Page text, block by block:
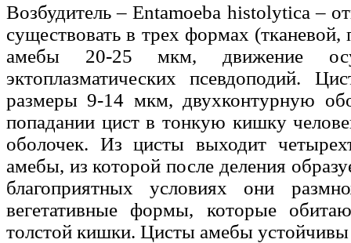
Возбудитель – Entamoeba histolytica –
существовать в трех формах
амебы 20-25 мкм, движение
эктоплазматических псевдоподий.
размеры 9-14 мкм, двухконтурную
попадании цист в тонкую кишку
оболочек. Из цисты выходит
амебы, из которой после деления
благоприятных условиях они
вегетативные формы, которые
толстой кишки. Цисты амебы